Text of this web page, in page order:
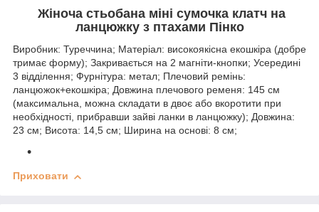
Жіноча стьобана міні сумочка клатч на
ланцюжку з птахами Пінко
Виробник: Туреччина; Матеріал: високоякісна екошкіра (добре
тримає форму); Закривається на 2 магніти-кнопки; Усередині
3 відділення; Фурнітура: метал; Плечовий ремінь:
ланцюжок+екошкіра; Довжина плечового ременя: 145 см
(максимальна, можна складати в двоє або вкоротити при
необхідності, прибравши зайві ланки в ланцюжку); Довжина:
23 см; Висота: 14,5 см; Ширина на основі: 8 см;
Приховати